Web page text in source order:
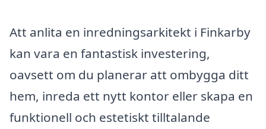
Att anlita en inredningsarkitekt i Finkarby
kan vara en fantastisk investering,
oavsett om du planerar att ombygga ditt
hem, inreda ett nytt kontor eller skapa en
funktionell och estetiskt tilltalande